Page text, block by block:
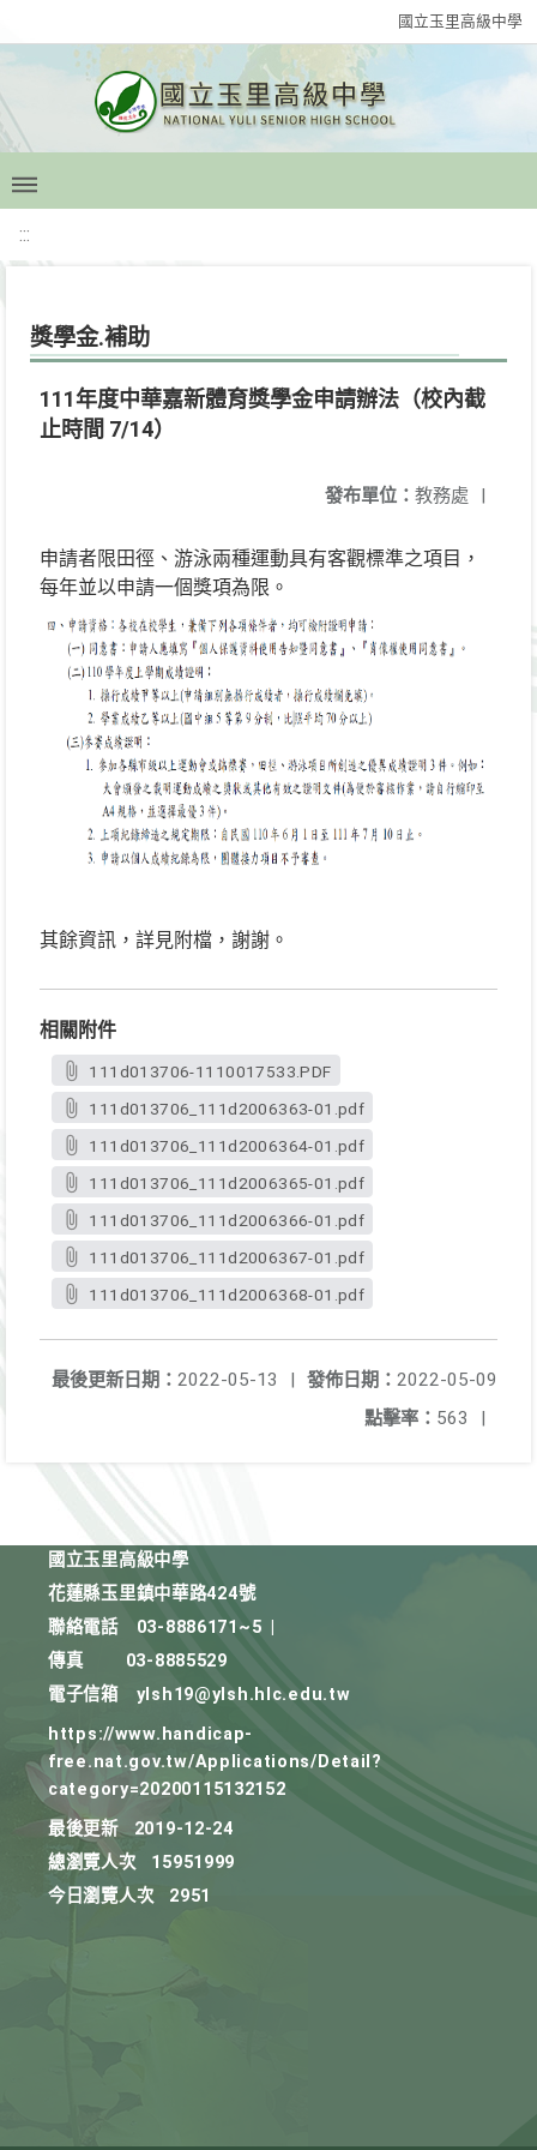
國立玉里高級中學
:::
獎學金.補助
111年度中華嘉新體育獎學金申請辦法（校內截
止時間 7/14）
發布單位： 教務處 |
申請者限田徑、游泳兩種運動具有客觀標準之項目，
每年並以申請一個獎項為限。
其餘資訊，詳見附檔，謝謝。
相關附件
111d013706-1110017533.PDF
111d013706_111d2006363-01.pdf
111d013706_111d2006364-01.pdf
111d013706_111d2006365-01.pdf
111d013706_111d2006366-01.pdf
111d013706_111d2006367-01.pdf
111d013706_111d2006368-01.pdf
發佈日期： 2022-05-09
最後更新日期： 2022-05-13
|
點擊率： 563 |
國立玉里高級中學
花蓮縣玉里鎮中華路424號
聯絡電話
03-8886171~5
傳真
03-8885529
電子信箱
ylsh19@ylsh.hlc.edu.tw
https://www.handicap-
free.nat.gov.tw/Applications/Detail?
category=20200115132152
最後更新
2019-12-24
總瀏覽人次
15951999
今日瀏覽人次
2951